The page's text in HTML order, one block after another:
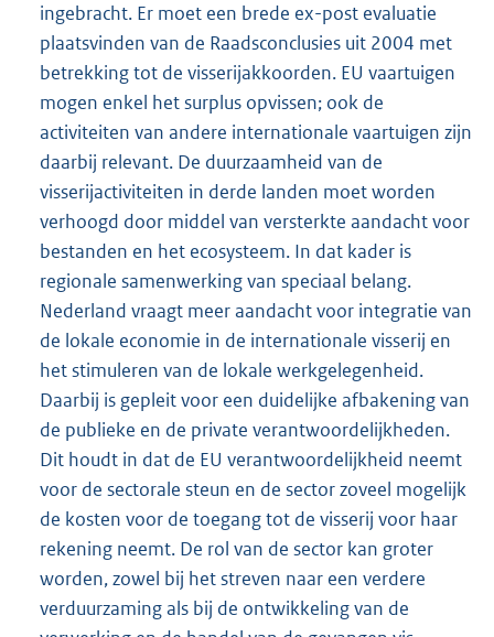
ingebracht. Er moet een brede ex-post evaluatie
plaatsvinden van de Raadsconclusies uit 2004 met
betrekking tot de visserijakkoorden. EU vaartuigen
mogen enkel het surplus opvissen; ook de
activiteiten van andere internationale vaartuigen zijn
daarbij relevant. De duurzaamheid van de
visserijactiviteiten in derde landen moet worden
verhoogd door middel van versterkte aandacht voor
bestanden en het ecosysteem. In dat kader is
regionale samenwerking van speciaal belang.
Nederland vraagt meer aandacht voor integratie van
de lokale economie in de internationale visserij en
het stimuleren van de lokale werkgelegenheid.
Daarbij is gepleit voor een duidelijke afbakening van
de publieke en de private verantwoordelijkheden.
Dit houdt in dat de EU verantwoordelijkheid neemt
voor de sectorale steun en de sector zoveel mogelijk
de kosten voor de toegang tot de visserij voor haar
rekening neemt. De rol van de sector kan groter
worden, zowel bij het streven naar een verdere
verduurzaming als bij de ontwikkeling van de